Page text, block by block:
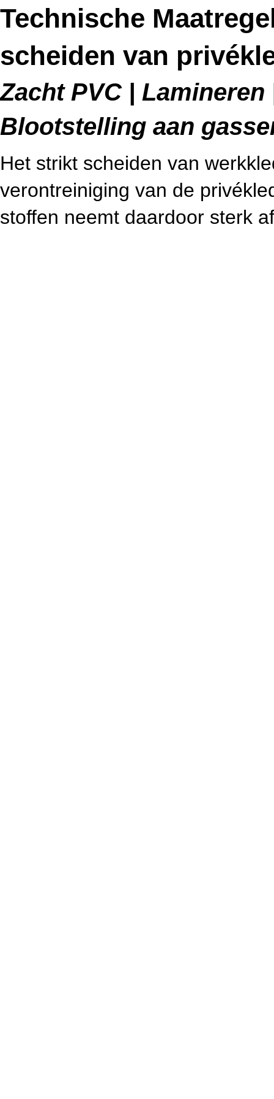
Technische
scheiden van
Zacht PVC |
Blootstelling aan
Het strikt scheiden van
verontreiniging van de
stoffen neemt daardoor sterk